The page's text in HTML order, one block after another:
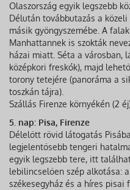
Olaszország egyik legszebb
Délután továbbutazás a közeli
másik gyöngyszemébe. A
Manhattannek is szokták
házai miatt. Séta a városban,
középkori freskók), majd
torony tetejére (panoráma a
toszkán tájra).
Szállás Firenze környékén (2
5. nap: Pisa, Firenze
Délelőtt rövid látogatás
legjelentősebb tengeri
egyik legszebb tere, itt
lebilincselően szép alkotása:
székesegyház és a híres pisai